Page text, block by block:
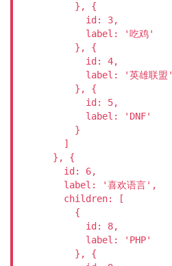
          }, {
            id: 3,
            label: '吃鸡'
          }, {
            id: 4,
            label: '英雄联盟'
          }, {
            id: 5,
            label: 'DNF'
          }
        ]
      }, {
        id: 6,
        label: '喜欢语言',
        children: [
          {
            id: 8,
            label: 'PHP'
          }, {